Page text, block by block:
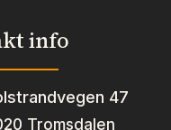
info
47
Tromsdalen